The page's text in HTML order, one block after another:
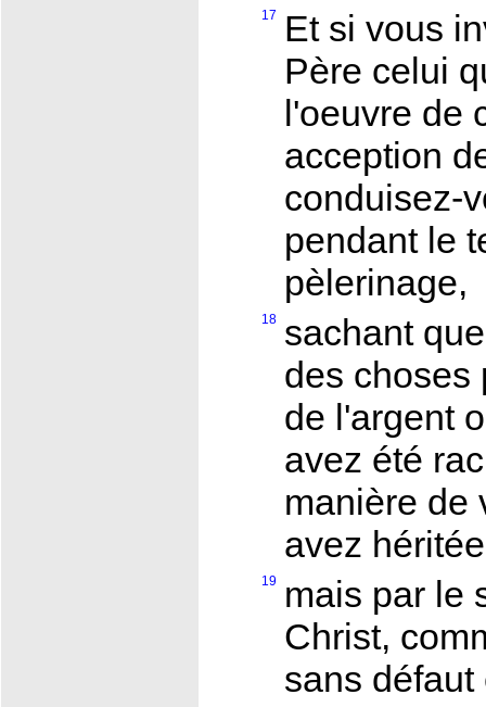
17
Et si vous
Père celui
l'oeuvre de
acception
conduisez-
pendant le
pèlerinage,
18 sachant
des choses
de l'argent
avez été
manière de
avez
19
mais par le
Christ,
sans défaut